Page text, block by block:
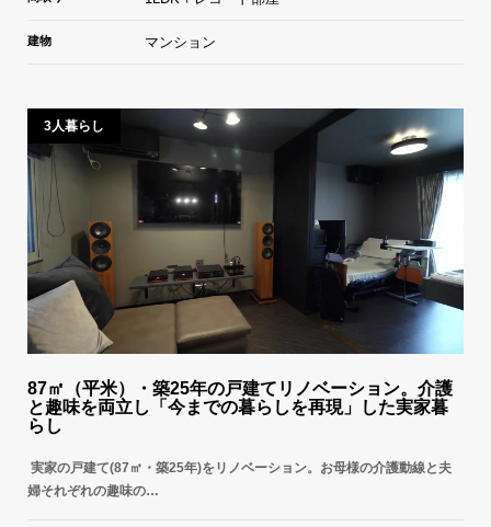
建物 マンション
3人暮らし
87㎡（平米）・築25年の戸建てリノベーション。介護
と趣味を両立し「今までの暮らしを再現」した実家暮
らし
実家の戸建て(87㎡・築25年)をリノベーション。お母様の介護動線と夫
婦それぞれの趣味の…